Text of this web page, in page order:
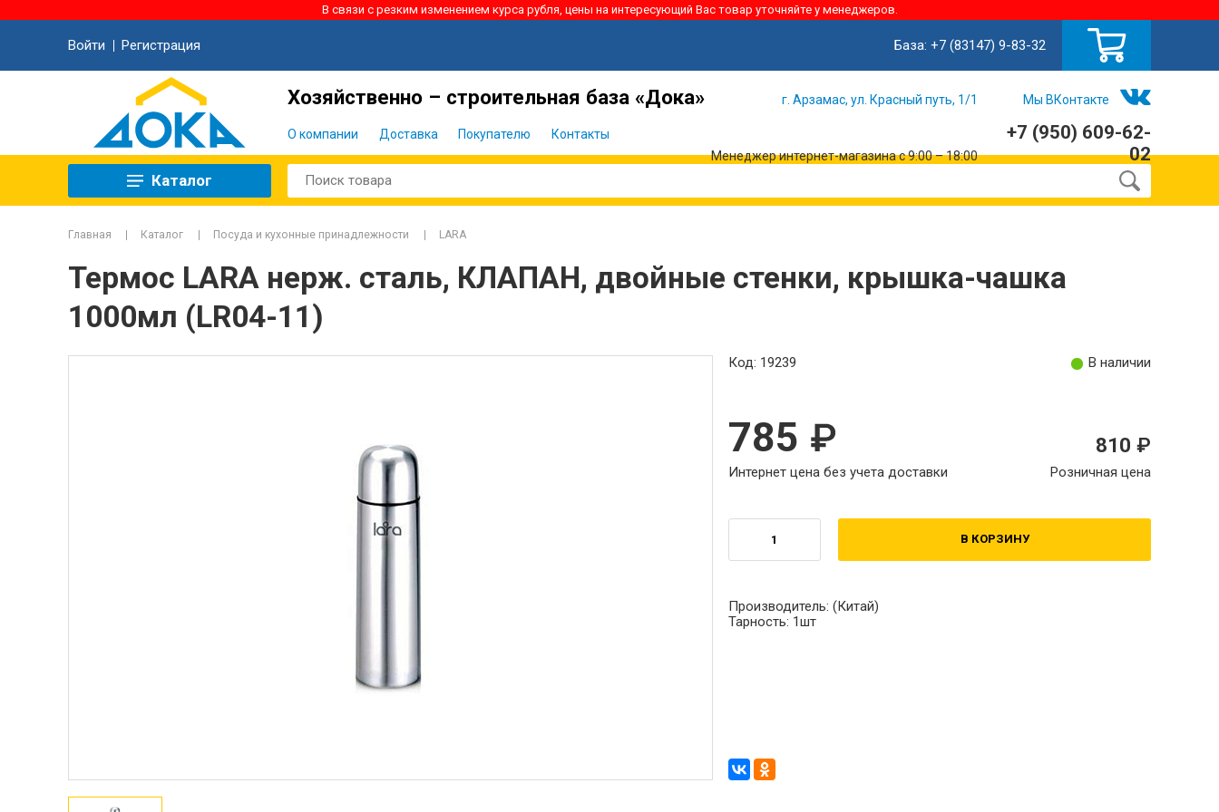
В связи с резким изменением курса рубля, цены на интересующий Вас товар уточняйте у менеджеров.
Войти Регистрация База: +7 (83147) 9-83-32
Хозяйственно – строительная база «Дока»
О компании Доставка Покупателю Контакты
г. Арзамас, ул. Красный путь, 1/1 Мы ВКонтакте
Менеджер интернет-магазина с 9:00 – 18:00
+7 (950) 609-62-
02
Каталог
Главная Каталог Посуда и кухонные принадлежности LARA
Термос LARA нерж. сталь, КЛАПАН, двойные стенки, крышка-чашка
1000мл (LR04-11)
Код: 19239 В наличии
785
Интернет цена без учета доставки
810
Розничная цена
В КОРЗИНУ
Производитель: (Китай)
Тарность: 1шт